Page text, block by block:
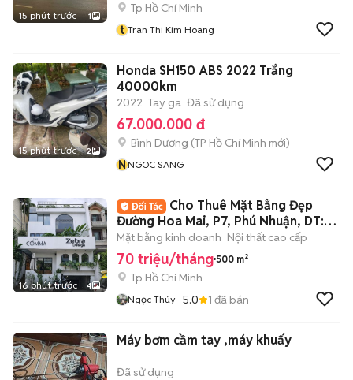
15 phút trước 1
Tp Hồ Chí Minh
t Tran Thi Kim Hoang
15 phút trước 2
Honda SH150 ABS 2022 Trắng
40000km
2022 Tay ga Đã sử dụng
67.000.000 đ
Bình Dương (TP Hồ Chí Minh mới)
NNGOC SANG
16 phút trước 4
Cho Thuê Mặt Bằng Đẹp
Đường Hoa Mai, P7, Phú Nhuận, DT:
8x20m
Mặt bằng kinh doanh Nội thất cao cấp
70 triệu/tháng 500 m²
Tp Hồ Chí Minh
Ngọc Thúy 5.0 1 đã bán
Máy bơm cầm tay ,máy khuấy
Đã sử dụng